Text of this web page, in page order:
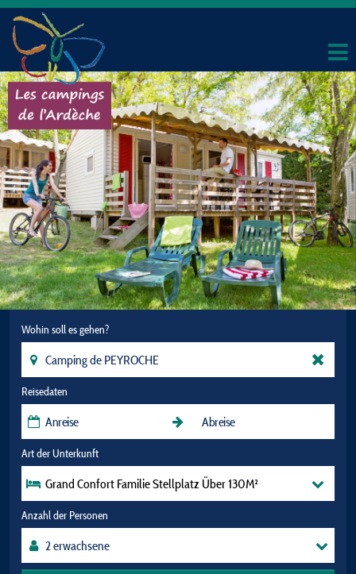
Wohin soll es gehen?
Reisedaten
Art der Unterkunft
Grand Confort Familie Stellplatz Über 130M²
Anzahl der Personen